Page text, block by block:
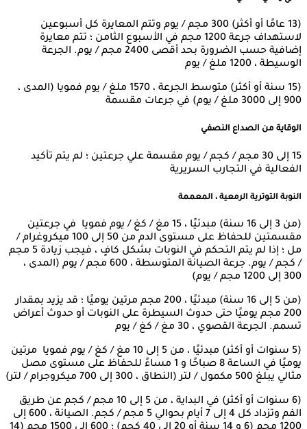
(13 عامًا أو أكثر) 300 مجم / يوم وتتم المعايرة كل أسبوعين
لاستهداف جرعة 1200 مجم في الأسبوع الثامن ؛ تتم معايرة
إضافية حسب الضرورة بحد أقصى 2400 مجم / يوم. الجرعة
الوسيطة ، 1200 ملغ / يوم
(15 سنة أو أكثر) متوسط ​​الجرعة ، 1570 ملغ / يوم فمويا (المدى ،
900 إلى 3000 ملغ / يوم) في جرعات مقسمة
الوقاية من الصداع النصفي
15 إلى 30 مجم / كجم / يوم مقسمة علي جرعتين ؛ لم يتم تأكيد
الفعالية في التجارب السريرية
النوبة التوترية الرمعية ، المعممة
(من 3 إلى 16 سنة) مبدئيًا ، 15 مغ / كغ / يوم فمويا في جرعتين
مقسمتين للحفاظ على مستوى الدم من 50 إلى 100 ميكروغرام /
مل ؛ إذا لم يتم التحكم في النوبات بشكل كافٍ ، فيجب زيادة 5 مجم
/ كجم / يوم. جرعة الصيانة المتوسطة ، 600 مجم / يوم (المدى ،
300 إلى 1200 مجم / يوم)
(من 5 إلى 16 سنة) مبدئيًا ، 200 مجم مرتين يوميًا ؛ قد يزيد بمقدار
200 مجم يوميًا حتى حدوث السيطرة على النوبات أو حدوث أعراض
تسمم. الجرعة القصوي ، 30 مغ / كغ / يوم
(5 سنوات أو أكثر) مبدئيًا ، من 5 إلى 10 مغ / كغ / يوم فمويا مرتين
يوميًا في الساعة 8 صباحًا و 1 مساءً للحفاظ على مستوى مصل
مثالي يبلغ 500 مكمول / لتر (النطاق ، 300 إلى 700 ميكروجرام / لتر)
(6 سنوات أو أكثر) في البداية ، من 5 إلى 10 مجم / كجم عن طريق
الفم وتزداد كل 4 إلى 7 أيام بحوالي 5 مجم / كجم. الصيانة ، 600 إلى